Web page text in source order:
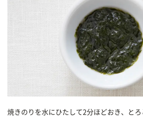
焼きのりを水にひたして2分ほどおき、と